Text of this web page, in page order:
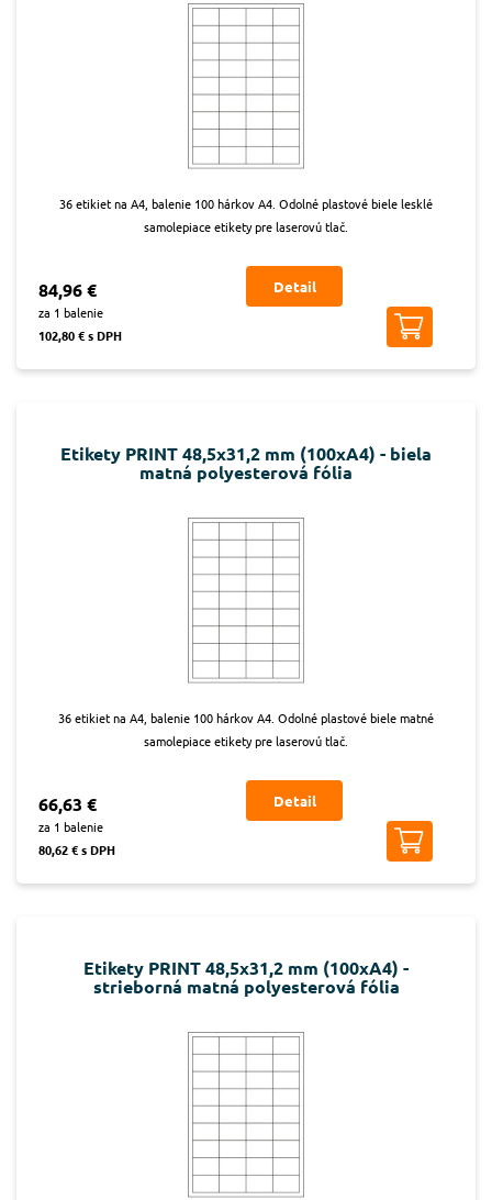
36 etikiet na A4, balenie 100 hárkov A4. Odolné plastové biele lesklé
samolepiace etikety pre laserovú tlač.
84,96 €
za 1 balenie
102,80 € s DPH
Detail
Etikety PRINT 48,5x31,2 mm (100xA4) - biela
matná polyesterová fólia
36 etikiet na A4, balenie 100 hárkov A4. Odolné plastové biele matné
samolepiace etikety pre laserovú tlač.
66,63 €
za 1 balenie
80,62 € s DPH
Detail
Etikety PRINT 48,5x31,2 mm (100xA4) -
strieborná matná polyesterová fólia